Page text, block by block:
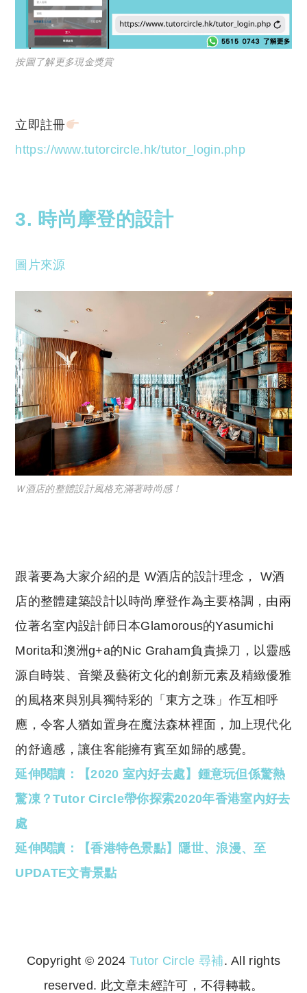
按圖了解更多現金獎賞
立即註冊
https://www.tutorcircle.hk/tutor_login.php
3. 時尚摩登的設計
圖片來源
Ｗ酒店的整體設計風格充滿著時尚感！
跟著要為大家介紹的是 W酒店的設計理念， W酒
店的整體建築設計以時尚摩登作為主要格調，由兩
位著名室內設計師日本Glamorous的Yasumichi
Morita和澳洲g+a的Nic Graham負責操刀，以靈感
源自時裝、音樂及藝術文化的創新元素及精緻優雅
的風格來與別具獨特彩的「東方之珠」作互相呼
應，令客人猶如置身在魔法森林裡面，加上現代化
的舒適感，讓住客能擁有賓至如歸的感覺。
延伸閱讀：【2020 室內好去處】鍾意玩但係驚熱
驚凍？Tutor Circle帶你探索2020年香港室內好去
處
延伸閱讀：【香港特色景點】隱世、浪漫、至
UPDATE文青景點
Copyright © 2024 Tutor Circle 尋補. All rights
reserved. 此文章未經許可，不得轉載。